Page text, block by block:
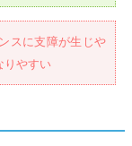
スに支障が生じや
りやすい